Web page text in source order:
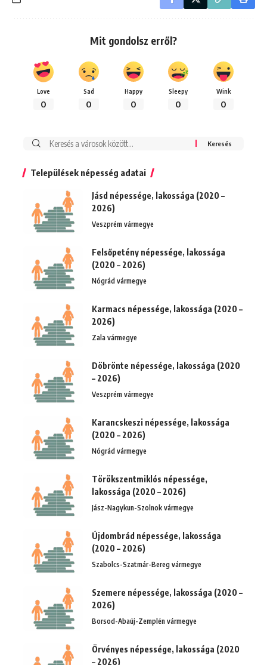
Mit gondolsz erről?
Love
0
Sad
0
Happy
0
Sleepy
0
Wink
0
Keresés:
Települések népesség adatai
Jásd népessége, lakossága (2020 –
2026)
Veszprém vármegye
Felsőpetény népessége, lakossága
(2020 – 2026)
Nógrád vármegye
Karmacs népessége, lakossága (2020 –
2026)
Zala vármegye
Döbrönte népessége, lakossága (2020
– 2026)
Veszprém vármegye
Karancskeszi népessége, lakossága
(2020 – 2026)
Nógrád vármegye
Törökszentmiklós népessége,
lakossága (2020 – 2026)
Jász-Nagykun-Szolnok vármegye
Újdombrád népessége, lakossága
(2020 – 2026)
Szabolcs-Szatmár-Bereg vármegye
Szemere népessége, lakossága (2020 –
2026)
Borsod-Abaúj-Zemplén vármegye
Örvényes népessége, lakossága (2020
– 2026)